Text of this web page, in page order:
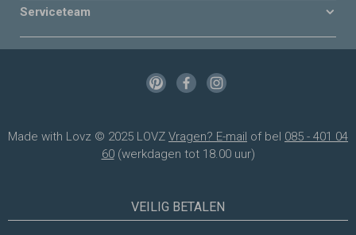
Serviceteam
Made with Lovz © 2025 LOVZ Vragen? E-mail of bel 085 - 401 04
60(werkdagen tot 18.00 uur)
VEILIG BETALEN